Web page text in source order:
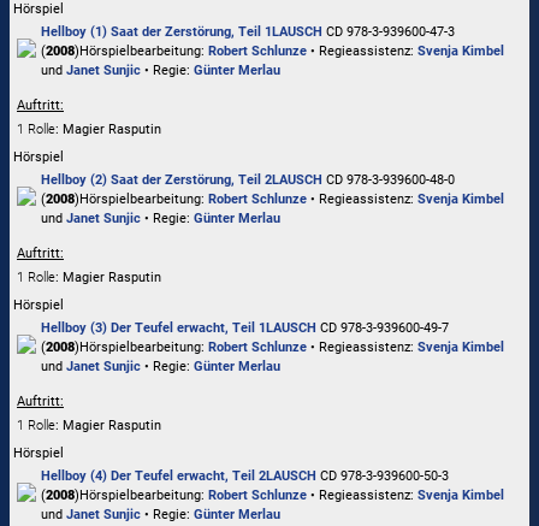
Hörspiel
Hellboy (1) Saat der Zerstörung, Teil 1LAUSCH CD 978-3-939600-47-3
(2008)Hörspielbearbeitung: Robert Schlunze • Regieassistenz: Svenja Kimbel
und Janet Sunjic • Regie: Günter Merlau
Auftritt:
1 Rolle: Magier Rasputin
Hörspiel
Hellboy (2) Saat der Zerstörung, Teil 2LAUSCH CD 978-3-939600-48-0
(2008)Hörspielbearbeitung: Robert Schlunze • Regieassistenz: Svenja Kimbel
und Janet Sunjic • Regie: Günter Merlau
Auftritt:
1 Rolle: Magier Rasputin
Hörspiel
Hellboy (3) Der Teufel erwacht, Teil 1LAUSCH CD 978-3-939600-49-7
(2008)Hörspielbearbeitung: Robert Schlunze • Regieassistenz: Svenja Kimbel
und Janet Sunjic • Regie: Günter Merlau
Auftritt:
1 Rolle: Magier Rasputin
Hörspiel
Hellboy (4) Der Teufel erwacht, Teil 2LAUSCH CD 978-3-939600-50-3
(2008)Hörspielbearbeitung: Robert Schlunze • Regieassistenz: Svenja Kimbel
und Janet Sunjic • Regie: Günter Merlau